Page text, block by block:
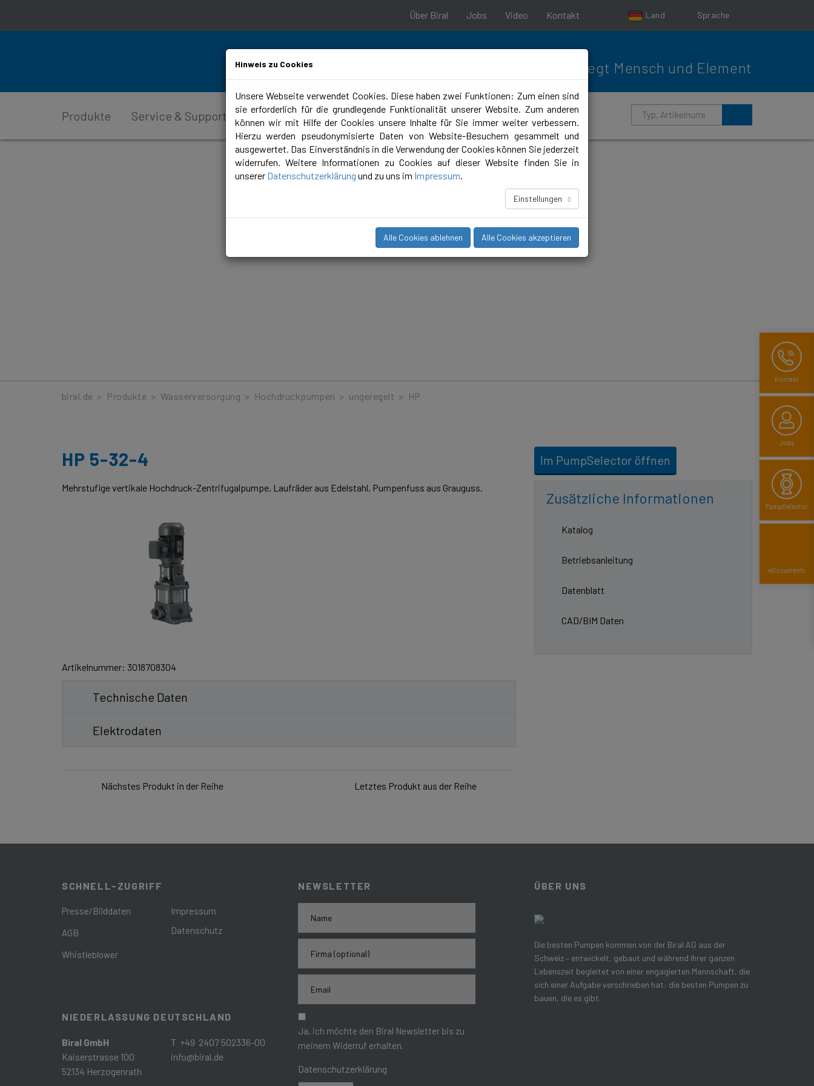
Land Sprache
Über Biral Jobs Video Kontakt
Bewegt Mensch und Element
Produkte Service & Support Planungstools Campus
Kontakt
Jobs
PumpSelector
eDocuments
biral.de > Produkte > Wasserversorgung > Hochdruckpumpen > ungeregelt > HP
HP 5-32-4
Mehrstufige vertikale Hochdruck-Zentrifugalpumpe, Laufräder aus Edelstahl, Pumpenfuss aus Grauguss.
Artikelnummer: 3018708304
Technische Daten
Elektrodaten
Nächstes Produkt in der Reihe Letztes Produkt aus der Reihe
Im PumpSelector öffnen
Zusätzliche Informationen
Katalog
Betriebsanleitung
Datenblatt
CAD/BIM Daten
SCHNELL-ZUGRIFF
Presse/Bilddaten
AGB
Whistleblower
Impressum
Datenschutz
NIEDERLASSUNG DEUTSCHLAND
Biral GmbH
Kaiserstrasse 100
52134 Herzogenrath
T +49 2407 502336-00
info@biral.de
NEWSLETTER
Ja, ich möchte den Biral Newsletter bis zu
meinem Widerruf erhalten.
Datenschutzerklärung
ÜBER UNS
Die besten Pumpen kommen von der Biral AG aus der
Schweiz – entwickelt, gebaut und während ihrer ganzen
Lebenszeit begleitet von einer engagierten Mannschaft, die
sich einer Aufgabe verschrieben hat: die besten Pumpen zu
bauen, die es gibt.
Hinweis zu Cookies
Unsere Webseite verwendet Cookies. Diese haben zwei Funktionen: Zum einen sind
sie erforderlich für die grundlegende Funktionalität unserer Website. Zum anderen
können wir mit Hilfe der Cookies unsere Inhalte für Sie immer weiter verbessern.
Hierzu werden pseudonymisierte Daten von Website-Besuchern gesammelt und
ausgewertet. Das Einverständnis in die Verwendung der Cookies können Sie jederzeit
widerrufen. Weitere Informationen zu Cookies auf dieser Website finden Sie in
unserer Datenschutzerklärung und zu uns im Impressum.
Einstellungen
Alle Cookies ablehnen Alle Cookies akzeptieren